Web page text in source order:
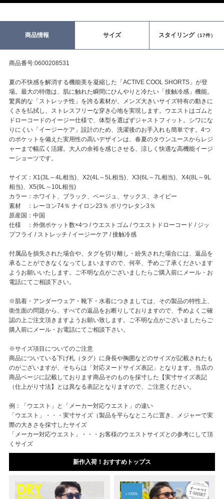
商品情報 サイズ スタイリング（17件）
商品番号:0600208531
夏の不快感を解消する機能美を凝縮した「ACTIVE COOL SHORTS」が登
場。最大の特徴は、肌に触れた瞬間にひんやりと冷たい「接触冷感」機能。
驚異的な「ストレッチ性」を誇る素材が、メンズ大きいサイズ特有の動きに
くさを払拭し、ストレスフリーな穿き心地を実現します。ウエストはゴムと
ドローコードのイージー仕様で、体型を選ばずジャストフィット。シワにな
りにくい「イージーケア」設計のため、洗濯後のお手入れも簡単です。4つ
のポケットを備えた実用性の高いデザインは、春夏のタウンユースからレジ
ャーまで幅広く活躍。大人の余裕を感じさせる、涼しく快適な高機能イージ
ーショーツです。
サイズ：X1(3L～4L相当)、X2(4L～5L相当)、X3(6L～7L相当)、X4(8L～9L
相当)、X5(9L～10L相当)
カラー：ホワイト、ブラック、ベージュ、サックス、ネイビー
素材 ：レーヨン74％ ナイロン23％ ポリウレタン3％
原産国：中国
仕様 ：外側ポケット数×4つ / ウエストゴム / ウエストドローコード / ジッ
プフライ / ストレッチ / イージーケア / 接触冷感
付属品を損失された場合や、タグを切り離し・紛失された場合には、返品を
承ることができなくなってしまいますので、何卒、予めご了承くださいます
ようお願いいたします。ご不明な点がございましたらご購入前にメール・お
電話にてご相談下さい。
※肌着・アンダーウェア・靴下・水着につきましては、その製品の特性上、
衛生面の問題から、すべての返品をお断りしておりますので、予めよくご確
認の上ご注文頂きますようお願い致します。ご不明な点がございましたらご
購入前にメール・お電話にてご相談下さい。
※サイズ項目についてのご注意
商品についている下げ札（タグ）に身長や胸囲などのサイズが記載されたも
のがございますが、そちらは「対応ヌードサイズ表記」となります。当店の
商品ページに記載しております商品そのものを採寸した【実寸サイズ表記
（仕上がり寸法】とは異なる表記となりますので、ご注意ください。
例：「ウエスト」と「メーカー対応ウエスト」の違い
「ウエスト」・・・実寸サイズ（製品を平らなところに置き、メジャーで実
際の大きさを採寸したサイズ
「メーカー対応ウエスト」・・・お客様のウエストサイズとの参考にして頂
くサイズ
新作入荷！おすすめトップス